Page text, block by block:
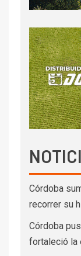
Córdoba
recorrer su
Córdoba
La genética
reafirmó su
Conferencia